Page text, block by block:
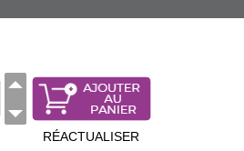
RÉACTUALISER